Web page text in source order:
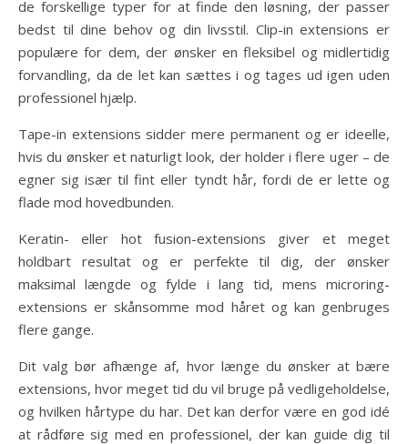
de forskellige typer for at finde den løsning, der passer
bedst til dine behov og din livsstil. Clip-in extensions er
populære for dem, der ønsker en fleksibel og midlertidig
forvandling, da de let kan sættes i og tages ud igen uden
professionel hjælp.
Tape-in extensions sidder mere permanent og er ideelle,
hvis du ønsker et naturligt look, der holder i flere uger – de
egner sig især til fint eller tyndt hår, fordi de er lette og
flade mod hovedbunden.
Keratin- eller hot fusion-extensions giver et meget
holdbart resultat og er perfekte til dig, der ønsker
maksimal længde og fylde i lang tid, mens microring-
extensions er skånsomme mod håret og kan genbruges
flere gange.
Dit valg bør afhænge af, hvor længe du ønsker at bære
extensions, hvor meget tid du vil bruge på vedligeholdelse,
og hvilken hårtype du har. Det kan derfor være en god idé
at rådføre sig med en professionel, der kan guide dig til